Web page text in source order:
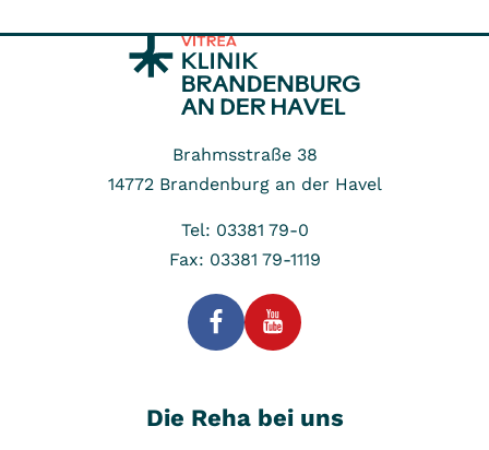
Brahmsstraße 38
14772 Brandenburg an der Havel
Tel: 03381 79-0
Fax: 03381 79-1119
Die Reha bei uns